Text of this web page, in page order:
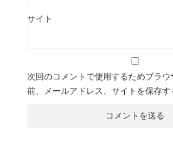
サイト
次回のコメントで使用するためブラウ
前、メールアドレス、サイトを保存す